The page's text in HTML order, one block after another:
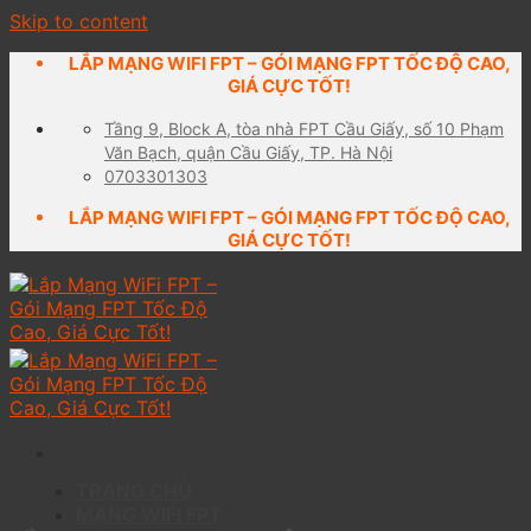
Skip to content
LẮP MẠNG WIFI FPT – GÓI MẠNG FPT TỐC ĐỘ CAO,
GIÁ CỰC TỐT!
Tầng 9, Block A, tòa nhà FPT Cầu Giấy, số 10 Phạm
Văn Bạch, quận Cầu Giấy, TP. Hà Nội
0703301303
LẮP MẠNG WIFI FPT – GÓI MẠNG FPT TỐC ĐỘ CAO,
GIÁ CỰC TỐT!